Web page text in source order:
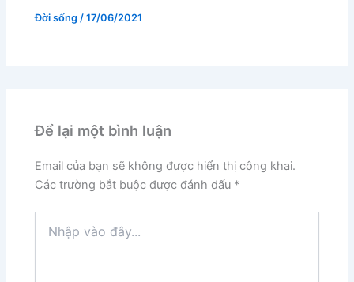
Đời sống /17/06/2021
Để lại một bình luận
Email của bạn sẽ không được hiển thị công khai.
Các trường bắt buộc được đánh dấu *
vào